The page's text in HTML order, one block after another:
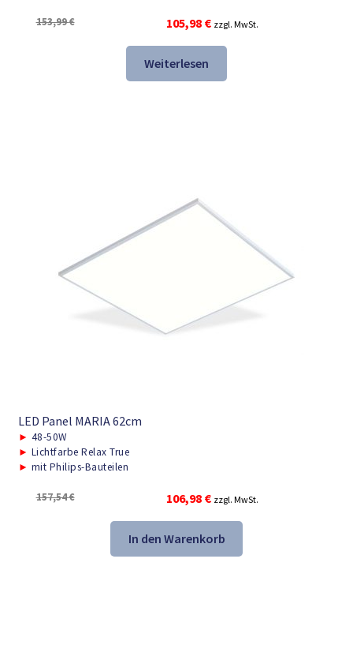
153,99€
Ursprünglicher
Preis
war:
153,99 €
105,98 €Aktueller
Preis
105,98 €.
zzgl. MwSt.
Weiterlesen
LED Panel MARIA 62cm
► 48-50W
► Lichtfarbe Relax True
► mit Philips-Bauteilen
157,54€
Ursprünglicher
Preis
war:
157,54 €
106,98 €Aktueller
Preis
ist:
106,98 €.
zzgl. MwSt.
In den Warenkorb